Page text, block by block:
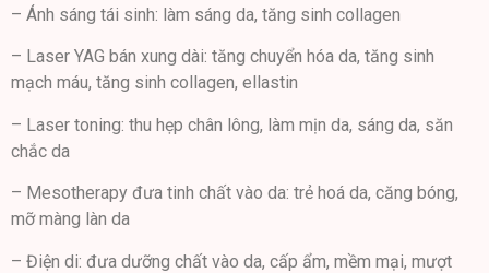
– Ánh sáng tái sinh: làm sáng da, tăng sinh collagen
– Laser YAG bán xung dài: tăng chuyển hóa da, tăng sinh
mạch máu, tăng sinh collagen, ellastin
– Laser toning: thu hẹp chân lông, làm mịn da, sáng da, săn
chắc da
– Mesotherapy đưa tinh chất vào da: trẻ hoá da, căng bóng,
mỡ màng làn da
– Điện di: đưa dưỡng chất vào da, cấp ẩm, mềm mại, mượt